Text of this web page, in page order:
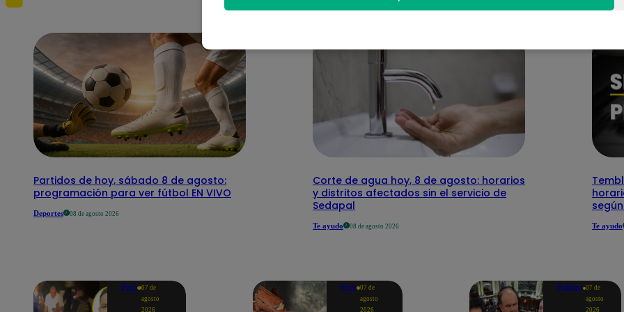
Partidos de hoy, sábado 8 de agosto:
programación para ver fútbol EN VIVO
Deportes 08 de agosto 2026
Corte de agua hoy, 8 de agosto: horarios
y distritos afectados sin el servicio de
Sedapal
Te ayudo 08 de agosto 2026 Te ayudo
Perú 07 de
agosto
2026
Perú 07 de
agosto
2026
Política 07 de
agosto
2026